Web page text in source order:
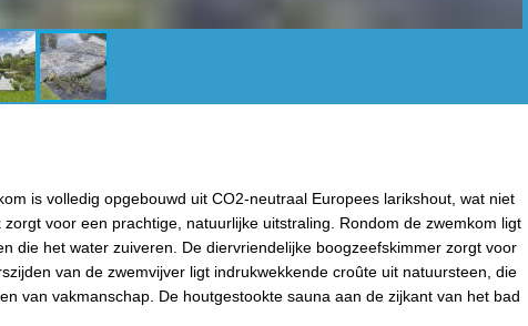
is volledig opgebouwd uit CO2-neutraal Europees larikshout, wat niet
voor een prachtige, natuurlijke uitstraling. Rondom de zwemkom ligt
die het water zuiveren. De diervriendelijke boogzeefskimmer zorgt voor
van de zwemvijver ligt indrukwekkende croûte uit natuursteen, die
van vakmanschap. De houtgestookte sauna aan de zijkant van het bad